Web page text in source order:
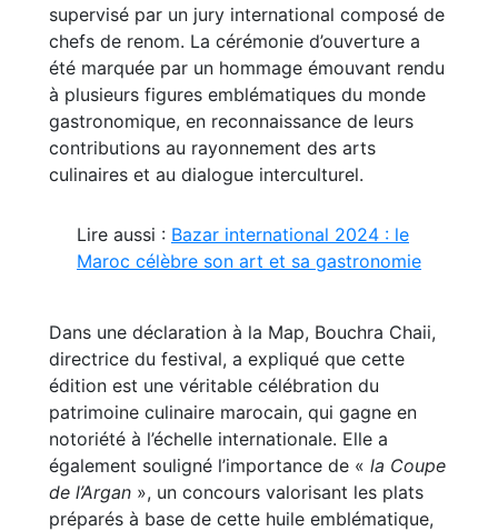
supervisé par un jury international composé de
chefs de renom. La cérémonie d’ouverture a
été marquée par un hommage émouvant rendu
à plusieurs figures emblématiques du monde
gastronomique, en reconnaissance de leurs
contributions au rayonnement des arts
culinaires et au dialogue interculturel.
Lire aussi : Bazar international 2024 : le
Maroc célèbre son art et sa gastronomie
Dans une déclaration à la Map, Bouchra Chaii,
directrice du festival, a expliqué que cette
édition est une véritable célébration du
patrimoine culinaire marocain, qui gagne en
notoriété à l’échelle internationale. Elle a
également souligné l’importance de « la Coupe
de l’Argan », un concours valorisant les plats
préparés à base de cette huile emblématique,